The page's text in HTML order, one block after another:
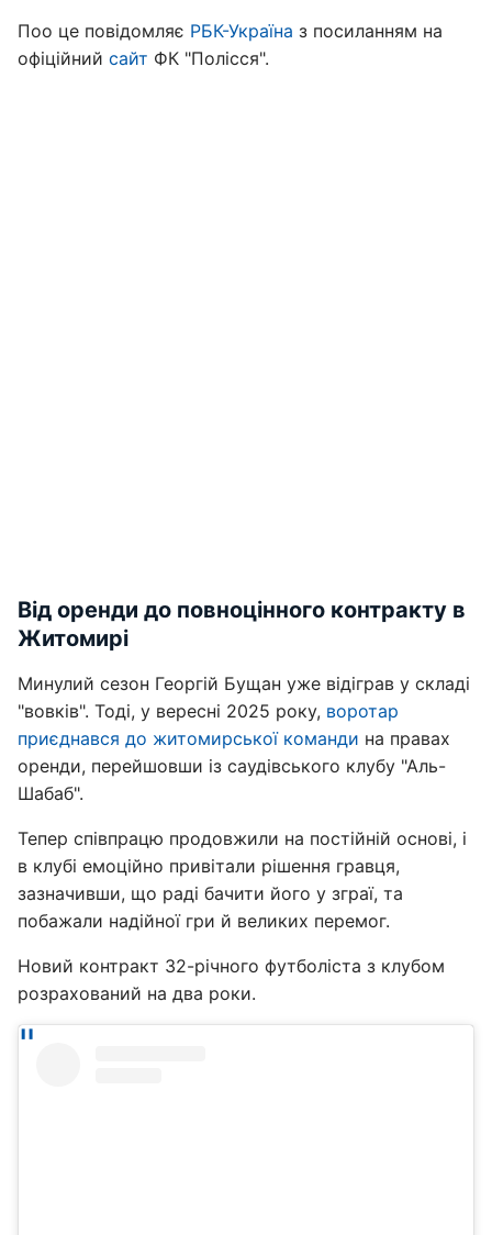
Поо це повідомляє РБК-Україна з посиланням на
офіційний сайт ФК "Полісся".
Від оренди до повноцінного контракту в
Житомирі
Минулий сезон Георгій Бущан уже відіграв у складі
"вовків". Тоді, у вересні 2025 року, воротар
приєднався до житомирської команди на правах
оренди, перейшовши із саудівського клубу "Аль-
Шабаб".
Тепер співпрацю продовжили на постійній основі, і
в клубі емоційно привітали рішення гравця,
зазначивши, що раді бачити його у зграї, та
побажали надійної гри й великих перемог.
Новий контракт 32-річного футболіста з клубом
розрахований на два роки.